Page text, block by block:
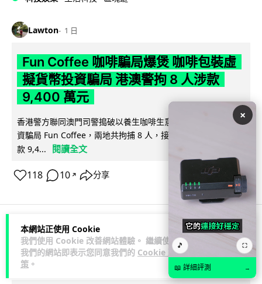
本網站正使用 Cookie
我們使用 Cookie 改善網站體驗。 繼續使用
我們的網站即表示您同意我們的 Cookie 政
策 。
Lawton 1 日
Fun Coffee 咖啡騙局爆煲 咖啡包裝虛
擬貨幣投資騙局 港澳警拘 8 人涉款
9,400 萬元
香港警方聯同澳門司警搗破以養生咖啡生意包裝的虛擬貨幣投
資騙局 Fun Coffee，兩地共拘捕 8 人，接獲逾 200 宗舉報，涉
款 9,4...
閱讀全文
118 10 ↗ 分享
科技娛樂 生活科技 智慧城市
Lawton
×
🎵 ⛶
📖 詳細評測 →